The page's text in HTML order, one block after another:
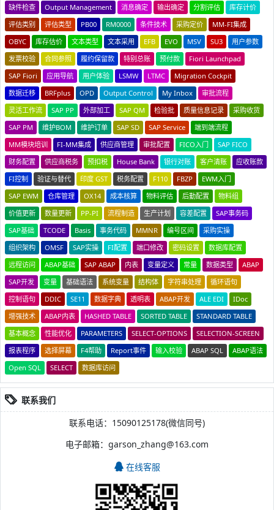
缺件检查
Output Management 消息确定 输出确定 分割评估
库存计价
评估类别
评估类型 PB00 RM0000 条件技术 采购定价
MM-FI集成
OBYC
库存估价 文本类型 文本采用 EFB EVO MSV SU3
用户参数
发票校验
合同参照 履约保留款 特别总账 预付款
Fiori Launchpad
SAP Fiori
应用导航 用户体验 LSMW LTMC
Migration Cockpit
数据迁移
BRFplus OPD Output Control My Inbox
审批流程
灵活工作流
SAP PP 外部加工 SAP QM 检验批 质量信息记录
采购收货
SAP PM
维护BOM 维护订单 SAP SD SAP Service
端到端流程
MM模块培训
FI-MM集成 供应商管理 审批配置 FICO入门
SAP FICO
财务配置
供应商税务 预扣税 House Bank 银行对账 客户清账
应收账款
FI控制
验证与替代 印度 GST 税务配置 F110 FBZP
EWM入门
SAP EWM
仓库管理 OX14 成本核算 物料评估 后勤配置
物料组
价值更新
数量更新 PP-PI 流程制造 生产计划 容差配置
SAP事务码
SAP基础
TCODE Basis 事务代码 MMNR 编号区间
采购实操
组织架构
OMSF SAP实操 FI配置 端口修改 密码设置
数据库配置
远程访问
ABAP基础 SAP ABAP 内表 变量定义 常量 数据类型
ABAP
SAP开发
变量 基础语法 系统变量 结构体 字符串处理
循环语句
控制语句
DDIC SE11 数据字典 透明表 ABAP开发 ALE EDI
IDoc
增强技术
ABAP内表 HASHED TABLE SORTED TABLE
STANDARD TABLE
基本概念
性能优化 PARAMETERS SELECT-OPTIONS
SELECTION-SCREEN
报表程序
选择屏幕 F4帮助 Report事件 输入校验 ABAP SQL
ABAP语法
Open SQL
SELECT 数据库访问
联系我们
联系电话：15090125178(微信同号)
电子邮箱：garson_zhang@163.com
在线客服